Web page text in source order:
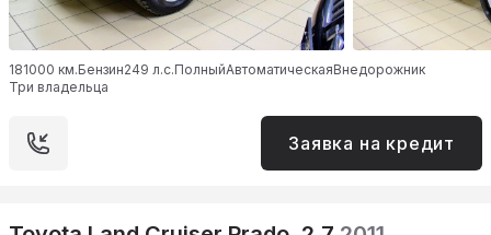
181000 км.Бензин249 л.с.ПолныйАвтоматическаяВнедорожник
Три владельца
Заявка на кредит